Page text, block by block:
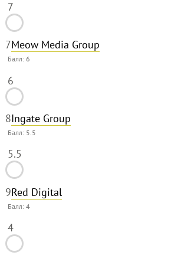
7
7Meow Media Group
Балл:6
6
8Ingate Group
Балл: 5.5
5.5
9Red Digital
Балл:4
4